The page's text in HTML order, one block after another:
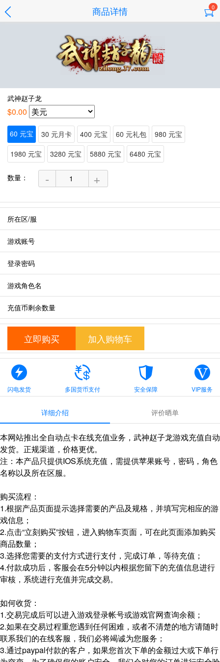
商品详情 0
武神赵子龙
$0.00
60 元宝 30 元月卡 400 元宝 60 元礼包
980 元宝
1980 元宝
3280 元宝 5880 元宝 6480 元宝
数量： - +
所在区/服
游戏账号
登录密码
游戏角色名
充值币剩余数量
立即购买 加入购物车
闪电发货 多国货币支付 安全保障 VIP服务
详细介绍 评价晒单
本网站推出全自动点卡在线充值业务，武神赵子龙游戏充值自动
发货。正规渠道，价格更优。
注：本产品只提供IOS系统充值，需提供苹果账号，密码，角色
名称以及所在区服。
购买流程：
1.根据产品页面提示选择需要的产品及规格，并填写完相应的游
戏信息；
2.点击“立刻购买”按钮，进入购物车页面，可在此页面添加购买
商品数量；
3.选择您需要的支付方式进行支付，完成订单，等待充值；
4.付款成功后，客服会在5分钟以内根据您留下的充值信息进行
审核，系统进行充值并完成交易。
如何收货：
1.交易完成后可以进入游戏登录帐号或游戏官网查询余额；
2.如果在交易过程重您遇到任何困难，或者不清楚的地方请随时
联系我们的在线客服，我们必将竭诚为您服务；
3.通过paypal付款的客户，如果您首次下单的金额过大或下单行